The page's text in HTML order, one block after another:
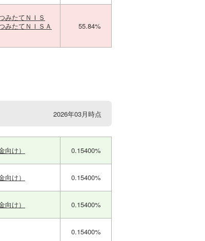
みたてＮＩＳ
みたてＮＩＳＡ
55.84%
2026年03月時点
け） 0.15400%
け） 0.15400%
け） 0.15400%
0.15400%